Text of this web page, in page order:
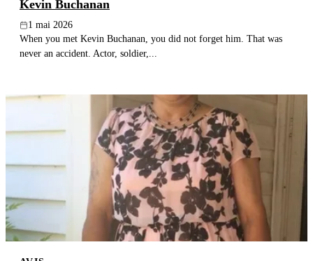
Kevin Buchanan
1 mai 2026
When you met Kevin Buchanan, you did not forget him. That was
never an accident. Actor, soldier,...